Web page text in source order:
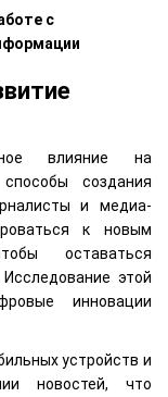
с
влияние на
создания
и медиа-
к новым
оставаться
этой
инновации
устройств и
новостей, что